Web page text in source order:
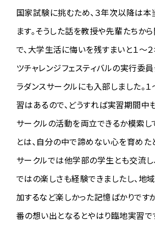
国家試験に挑むため、３年次以降は本
ます。そうした話を教授や先輩たちか
で、大学生活に悔いを残すまいと１～
ツチャレンジフェスティバルの実行委
ラダンスサークルにも入部しました。
習はあるので、どうすれば実習期間中
サークルの活動を両立できるか模索し
とは、自分の中で諦めない心を育めた
サークルでは他学部の学生とも交流し
ではの楽しさも経験できましたし、地
加するなど楽しかった記憶ばかりです
番の想い出となるとやはり臨地実習で